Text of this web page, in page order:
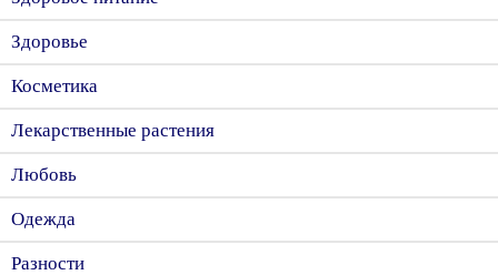
Здоровье
Косметика
Лекарственные растения
Любовь
Одежда
Разности